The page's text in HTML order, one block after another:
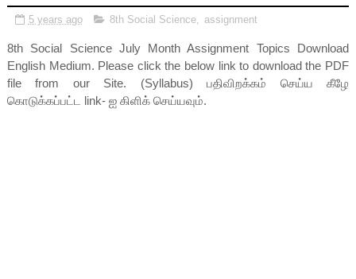
5 years ago 8th Social Science, assignment
8th Social Science July Month Assignment Topics Download
English Medium. Please click the below link to download the PDF
file from our Site. (Syllabus) பதிவிறக்கம் செய்ய கீழே
கொடுக்கப்பட்ட link- ஐ கிளிக் செய்யவும்.